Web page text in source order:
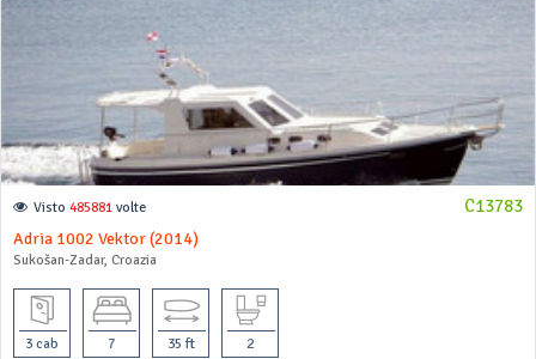
C13783
Visto 485881 volte
Adria 1002 Vektor (2014)
Sukošan-Zadar, Croazia
3 cab 7 35 ft 2